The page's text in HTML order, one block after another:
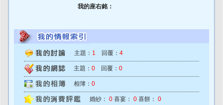
我的座右銘：
主題： 1 回覆： 4
主題： 0 回覆： 0
相簿： 0
婚紗： 0 喜宴： 0 喜餅： 0